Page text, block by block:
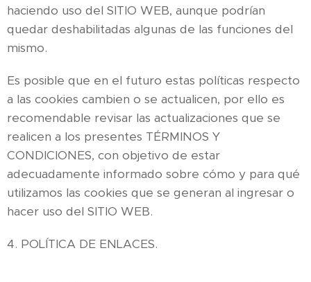
haciendo uso del SITIO WEB, aunque podrían
quedar deshabilitadas algunas de las funciones del
mismo.
Es posible que en el futuro estas políticas respecto
a las cookies cambien o se actualicen, por ello es
recomendable revisar las actualizaciones que se
realicen a los presentes TÉRMINOS Y
CONDICIONES, con objetivo de estar
adecuadamente informado sobre cómo y para qué
utilizamos las cookies que se generan al ingresar o
hacer uso del SITIO WEB.
4. POLÍTICA DE ENLACES.